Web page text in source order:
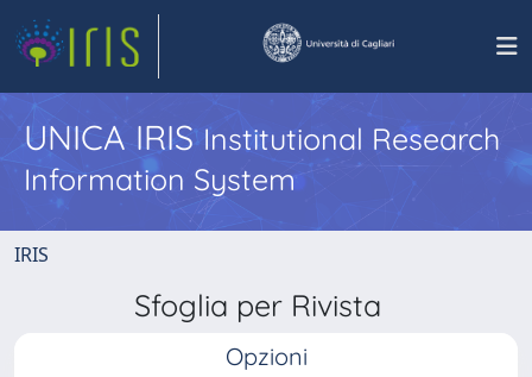
UNICA IRISInstitutional Research
Information System
IRIS
Sfoglia per Rivista
Opzioni